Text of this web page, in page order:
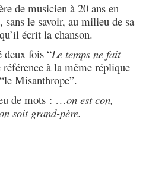
de musicien à 20 ans en
sans le savoir, au milieu de sa
écrit la chanson.
deux fois “Le temps ne fait
référence à la même réplique
Misanthrope”.
de mots : …on est con,
soit grand-père.